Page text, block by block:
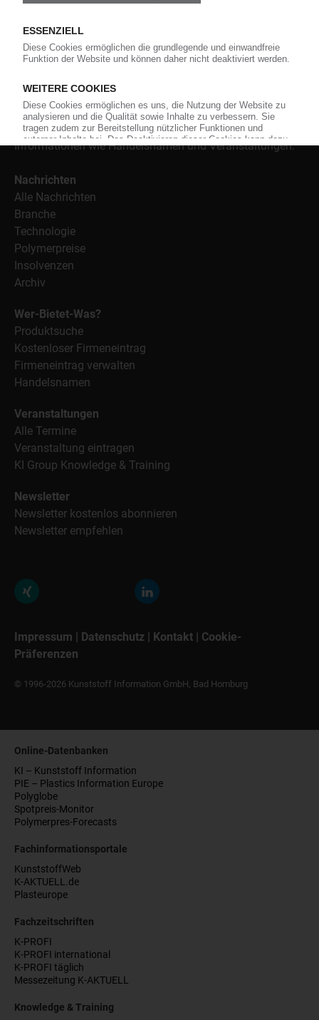
Nachrichten rund um das Thema "Kunststoffe". Im Fokus
der Berichterstattung ist dabei die Preisentwicklung für
Kunststoffe sowie Märkte, Unternehmen, Produkte,
Weiterhin bietet das KunststoffWeb geeignete
Bezugsquellen für den Einkauf sowie nützlichen Service-
Informationen wie Handelsnamen und Veranstaltungen.
Nachrichten
Alle Nachrichten
Branche
Technologie
Polymerpreise
Insolvenzen
Archiv
Wer-Bietet-Was?
Produktsuche
Kostenloser Firmeneintrag
Firmeneintrag verwalten
Handelsnamen
Veranstaltungen
Alle Termine
Veranstaltung eintragen
KI Group Knowledge & Training
Newsletter
Newsletter kostenlos abonnieren
Newsletter empfehlen
Impressum | Datenschutz | Kontakt | Cookie-
Präferenzen
© 1996-2026 Kunststoff Information GmbH, Bad Homburg
Online-Datenbanken
KI – Kunststoff Information
PIE – Plastics Information Europe
Polyglobe
Spotpreis-Monitor
Polymerpres-Forecasts
Fachinformationsportale
KunststoffWeb
K-AKTUELL.de
Plasteurope
Fachzeitschriften
K-PROFI
K-PROFI international
K-PROFI täglich
Messezeitung K-AKTUELL
Knowledge & Training